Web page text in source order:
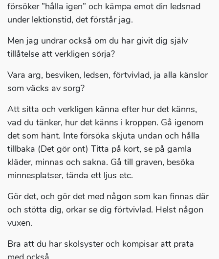
försöker ”hålla igen” och kämpa emot din ledsnad
under lektionstid, det förstår jag.
Men jag undrar också om du har givit dig själv
tillåtelse att verkligen sörja?
Vara arg, besviken, ledsen, förtvivlad, ja alla känslor
som väcks av sorg?
Att sitta och verkligen känna efter hur det känns,
vad du tänker, hur det känns i kroppen. Gå igenom
det som hänt. Inte försöka skjuta undan och hålla
tillbaka (Det gör ont) Titta på kort, se på gamla
kläder, minnas och sakna. Gå till graven, besöka
minnesplatser, tända ett ljus etc.
Gör det, och gör det med någon som kan finnas där
och stötta dig, orkar se dig förtvivlad. Helst någon
vuxen.
Bra att du har skolsyster och kompisar att prata